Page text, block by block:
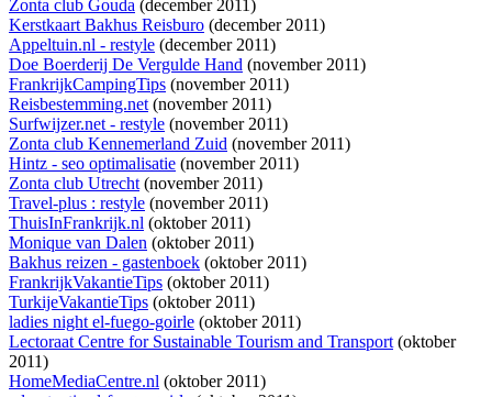
Zonta club Gouda (december 2011)
Kerstkaart Bakhus Reisburo (december 2011)
Appeltuin.nl - restyle (december 2011)
Doe Boerderij De Vergulde Hand (november 2011)
FrankrijkCampingTips (november 2011)
Reisbestemming.net(november 2011)
Surfwijzer.net - restyle (november 2011)
Zonta club Kennemerland Zuid (november 2011)
Hintz - seo optimalisatie (november 2011)
Zonta club Utrecht(november 2011)
Travel-plus : restyle (november 2011)
ThuisInFrankrijk.nl (oktober 2011)
Monique van Dalen (oktober 2011)
Bakhus reizen - gastenboek (oktober 2011)
FrankrijkVakantieTips (oktober 2011)
TurkijeVakantieTips (oktober 2011)
ladies night el-fuego-goirle (oktober 2011)
Lectoraat Centre for Sustainable Tourism and Transport(oktober
2011)
HomeMediaCentre.nl (oktober 2011)